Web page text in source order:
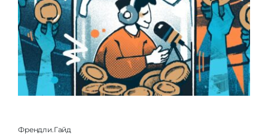
Френдли.Гайд